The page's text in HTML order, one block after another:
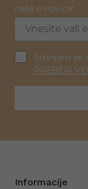
naše e-novice!
Strinjam se
PREBERI
Informacije